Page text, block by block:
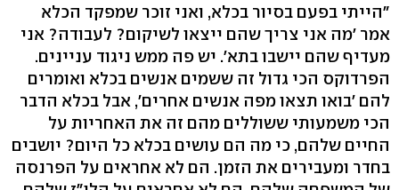
"הייתי בפעם בסיור בכלא, ואני זוכר שמפקד הכלא
אמר 'מה אני צריך שהם ייצאו לשיקום? לעבודה? אני
מעדיף שהם יישבו בתא'. יש פה ממש ניגוד עניינים.
הפרדוקס הכי גדול זה ששמים אנשים בכלא ואומרים
להם 'בואו תצאו מפה אנשים אחרים', אבל בכלא הדבר
הכי משמעותי ששוללים מהם זה את האחריות על
החיים שלהם, כי מה הם עושים בכלא כל היום? יושבים
בחדר ומעבירים את הזמן. הם לא אחראים על הפרנסה